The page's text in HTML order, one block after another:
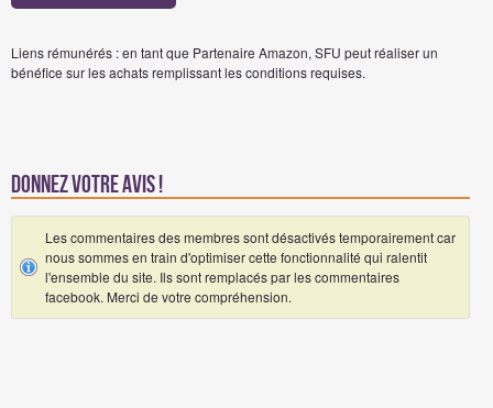
Liens rémunérés : en tant que Partenaire Amazon, SFU peut réaliser un
bénéfice sur les achats remplissant les conditions requises.
Donnez votre avis !
Les commentaires des membres sont désactivés temporairement car
nous sommes en train d'optimiser cette fonctionnalité qui ralentit
l'ensemble du site. Ils sont remplacés par les commentaires
facebook. Merci de votre compréhension.